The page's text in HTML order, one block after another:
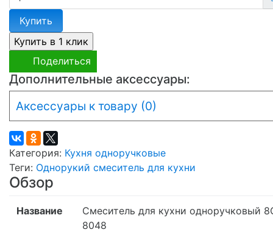
Купить
Поделиться
Дополнительные аксессуары:
Аксессуары к товару (0)
Категория: Кухня одноручковые
Теги: Однорукий смеситель для кухни
Обзор
Название
Смеситель для кухни одноручковый
8048